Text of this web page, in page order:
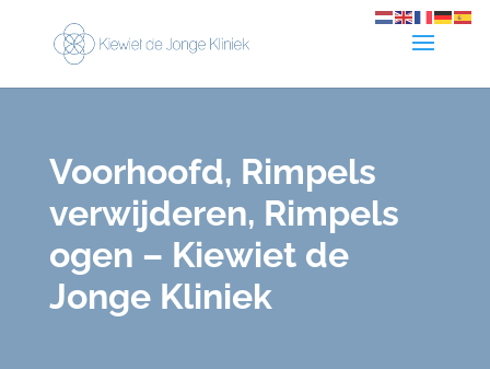
Voorhoofd, Rimpels
verwijderen, Rimpels
ogen – Kiewiet de
Jonge Kliniek